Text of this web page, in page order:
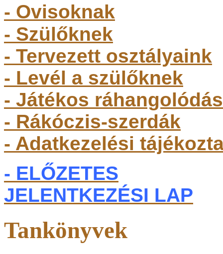
- Ovisoknak
- Szülőknek
- Tervezett osztályaink
- Levél a szülőknek
- Játékos ráhangolódás
- Rákóczis-szerdák
- Adatkezelési
- ELŐZETES
JELENTKEZÉSI LAP
Tankönyvek